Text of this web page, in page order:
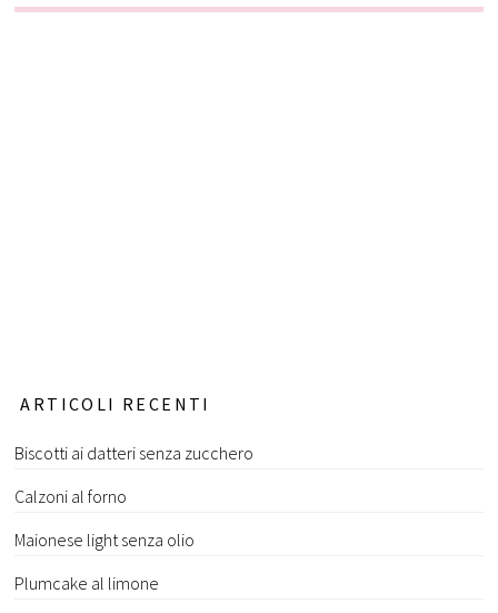
ARTICOLI RECENTI
Biscotti ai datteri senza zucchero
Calzoni al forno
Maionese light senza olio
Plumcake al limone